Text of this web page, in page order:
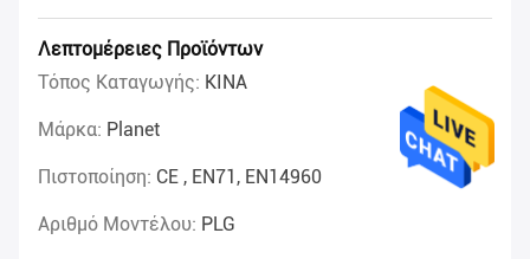
Λεπτομέρειες Προϊόντων
Τόπος Καταγωγής: ΚΙΝΑ
Μάρκα: Planet
Πιστοποίηση: CE , EN71, EN14960
Αριθμό Μοντέλου: PLG